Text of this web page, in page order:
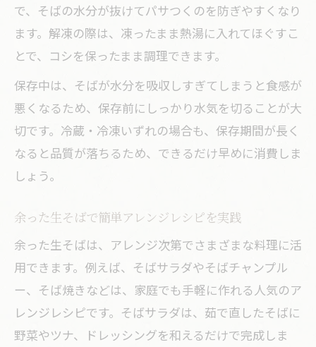
で、そばの水分が抜けてパサつくのを防ぎやすくなり
ます。解凍の際は、凍ったまま熱湯に入れてほぐすこ
とで、コシを保ったまま調理できます。
保存中は、そばが水分を吸収しすぎてしまうと食感が
悪くなるため、保存前にしっかり水気を切ることが大
切です。冷蔵・冷凍いずれの場合も、保存期間が長く
なると品質が落ちるため、できるだけ早めに消費しま
しょう。
余った生そばで簡単アレンジレシピを実践
余った生そばは、アレンジ次第でさまざまな料理に活
用できます。例えば、そばサラダやそばチャンプル
ー、そば焼きなどは、家庭でも手軽に作れる人気のア
レンジレシピです。そばサラダは、茹で直したそばに
野菜やツナ、ドレッシングを和えるだけで完成しま